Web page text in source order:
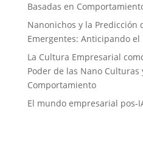
Basadas en
Nanonichos y la Predicción
Emergentes: Anticipando
La Cultura Empresarial
Poder de las Nano
Comportamiento
El mundo empresarial pos-